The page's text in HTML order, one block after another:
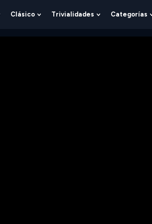
Show
Clásico
Show
For
Trivialidades
Show
For
Categorías